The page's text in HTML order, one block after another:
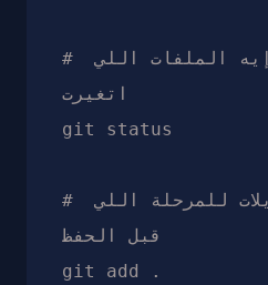
# عشان تشوف إيه الملفات اللي
اتغيرت
git status
# عشان تضيف التعديلات للمرحلة اللي
قبل الحفظ
git add .